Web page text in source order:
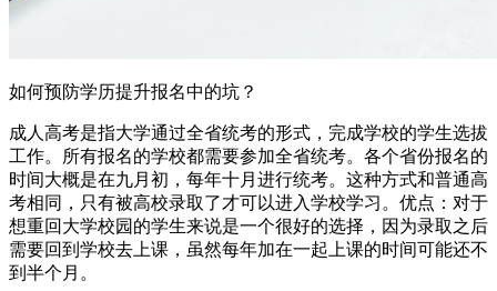
如何预防学历提升报名中的坑？
成人高考是指大学通过全省统考的形式，完成学校的学生选拔
工作。所有报名的学校都需要参加全省统考。各个省份报名的
时间大概是在九月初，每年十月进行统考。这种方式和普通高
考相同，只有被高校录取了才可以进入学校学习。优点：对于
想重回大学校园的学生来说是一个很好的选择，因为录取之后
需要回到学校去上课，虽然每年加在一起上课的时间可能还不
到半个月。